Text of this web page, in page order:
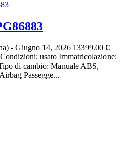
- Giugno 14, 2026 13399.00 €
usato Immatricolazione:
di cambio: Manuale ABS,
Passegge...